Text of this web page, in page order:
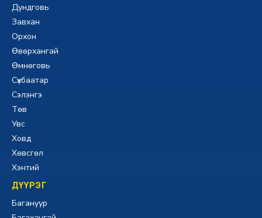
Дундговь
Завхан
Орхон
Өвөрхангай
Өмнөговь
Сүхбаатар
Сэлэнгэ
Төв
Увс
Ховд
Хөвсгөл
Хэнтий
ДҮҮРЭГ
Багануур